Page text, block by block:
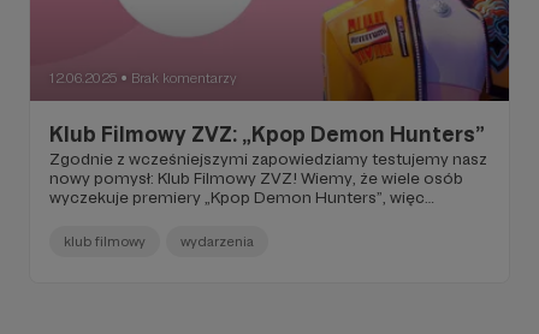
12.06.2025 ● Brak komentarzy
Klub Filmowy ZVZ: „Kpop Demon Hunters”
Zgodnie z wcześniejszymi zapowiedziamy testujemy nasz
nowy pomysł: Klub Filmowy ZVZ! Wiemy, że wiele osób
wyczekuje premiery „Kpop Demon Hunters”, więc
dniu!
klub filmowy wydarzenia